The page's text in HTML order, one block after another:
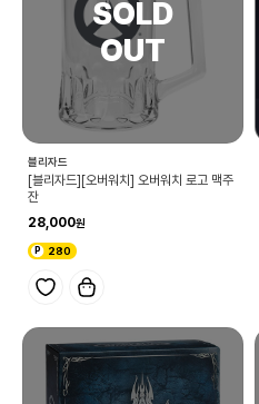
블리자드
[블리자드][오버워치] 오버워치 로고 맥주
잔
28,000
280